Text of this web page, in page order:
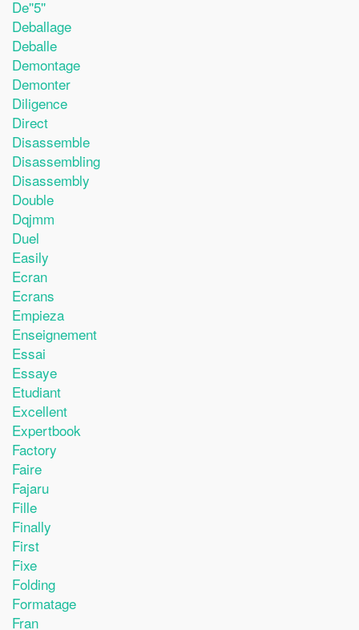
De''5''
Deballage
Deballe
Demontage
Demonter
Diligence
Direct
Disassemble
Disassembling
Disassembly
Double
Dqjmm
Duel
Easily
Ecran
Ecrans
Empieza
Enseignement
Essai
Essaye
Etudiant
Excellent
Expertbook
Factory
Faire
Fajaru
Fille
Finally
First
Fixe
Folding
Formatage
Fran